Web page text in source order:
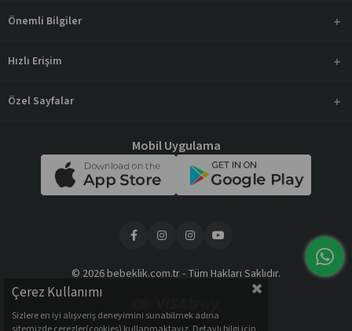
Önemli Bilgiler
Hızlı Erişim
Özel Sayfalar
Mobil Uygulama
© 2026 bebeklik.com.tr - Tüm Hakları Saklıdır.
Çerez Kullanımı
Sizlere en iyi alışveriş deneyimini sunabilmek adına